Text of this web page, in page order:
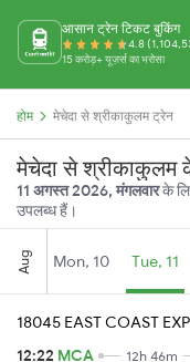
आसान ट्रेन टिकट बुकिंग
4.8
15 करोड़+ यूज़र्स का भरोसा
होम मेचेदा से श्रीकाकुलम ट्रेन
मेचेदा से श्रीकाकुलम
11 अगस्त 2026, मंगलवारके
उपलब्ध हैं।
Aug Mon, 10 Tue, 11
18045 EAST COAST EXP
12:22 MCA 12h 46m